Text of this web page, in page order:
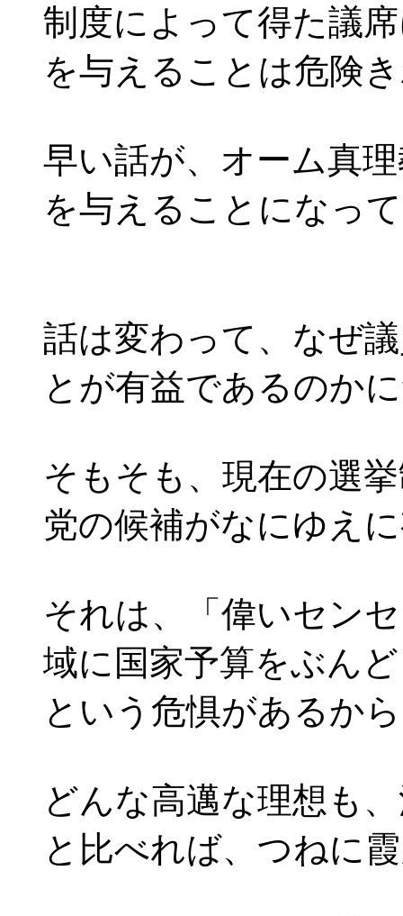
制度によって得た議
を与えることは危険
早い話が、オーム真
を与えることになっ
話は変わって、なぜ
とが有益であるのか
そもそも、現在の選
党の候補がなにゆえ
それは、「偉いセン
域に国家予算をぶん
という危惧があるか
どんな高邁な理想も
と比べれば、つねに